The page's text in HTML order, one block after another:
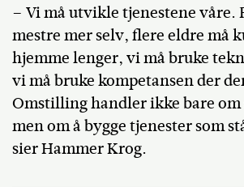
– Vi må utvikle tjenestene våre.
mestre mer selv, flere eldre må
hjemme lenger, vi må bruke
vi må bruke kompetansen der
Omstilling handler ikke bare om
men om å bygge tjenester som
sier Hammer Krog.